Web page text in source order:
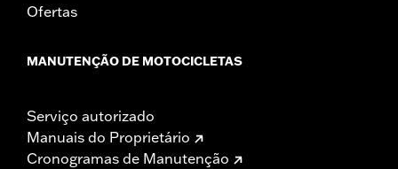
Ofertas
MANUTENÇÃO DE MOTOCICLETAS
Serviço autorizado
Manuais do Proprietário
Cronogramas de Manutenção